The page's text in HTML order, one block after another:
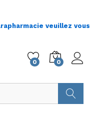
veuillez vous
0 0